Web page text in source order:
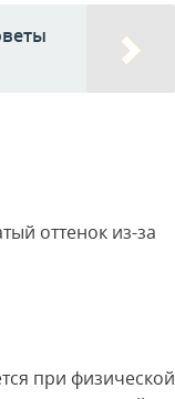
оттенок из-за
при физической